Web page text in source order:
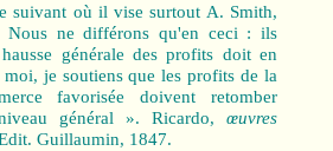
suivant où il vise surtout A. Smith,
ne différons qu'en ceci : ils
générale des profits doit en
je soutiens que les profits de la
favorisée doivent retomber
général ». Ricardo,œuvres
Guillaumin, 1847.